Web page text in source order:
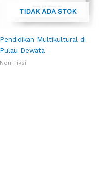
TIDAK ADA STOK
Pendidikan Multikultural di
Pulau Dewata
Non Fiksi